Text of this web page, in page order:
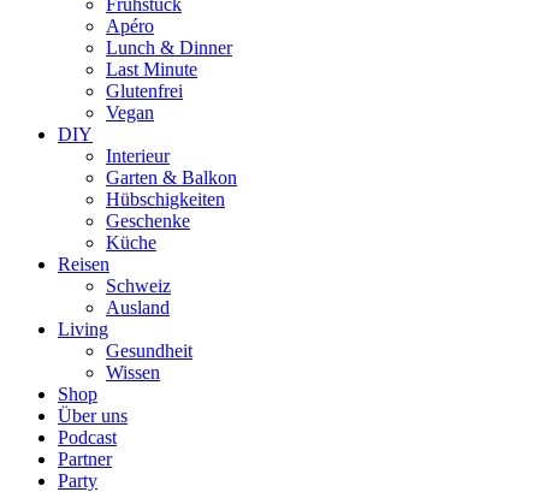
Apéro
Lunch & Dinner
Last Minute
Glutenfrei
Vegan
DIY
Interieur
Garten & Balkon
Hübschigkeiten
Geschenke
Küche
Reisen
Schweiz
Ausland
Living
Gesundheit
Wissen
Shop
Über uns
Podcast
Partner
Party